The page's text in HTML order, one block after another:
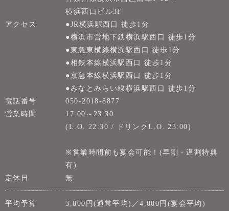
横浜西口ビル3F
アクセス
●JR横浜駅西口 徒歩1分
●横浜市営地下鉄横浜駅西口 徒歩1分
●東急東横線横浜駅西口 徒歩1分
●相鉄本線横浜駅西口 徒歩1分
●京急本線横浜駅西口 徒歩1分
●みなとみらい線横浜駅西口 徒歩1分
電話番号
050-2018-8877
営業時間
17:00～23:30
(L.O. 22:30 / ドリンクL.O. 23:00)
※営業時間前も宴会可能！(早割・遅割特典
有)
定休日
無
平均予算
3,800円(通常平均)／4,000円(宴会平均)